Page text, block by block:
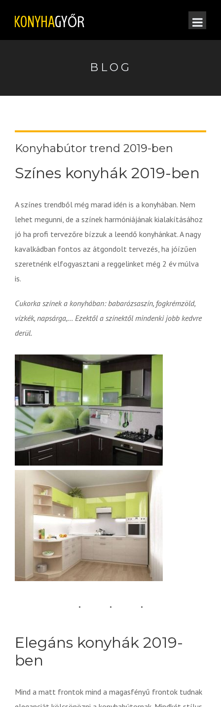
BLOG
Konyhabútor trend 2019-ben
Színes konyhák 2019-ben
A színes trendből még marad idén is a konyhában. Nem
lehet megunni, de a színek harmóniájának kialakításához
jó ha profi tervezőre bízzuk a leendő konyhánkat. A nagy
kavalkádban fontos az átgondolt tervezés, ha jóízűen
szeretnénk elfogyasztani a reggelinket még 2 év múlva
is.
Cukorka színek a konyhában: babarózsaszín, fogkrémzöld,
vízkék, napsárga,… Ezektől a színektől mindenki jobb kedvre
derül.
Elegáns konyhák 2019-
ben
Mind a matt frontok mind a magasfényű frontok tudnak